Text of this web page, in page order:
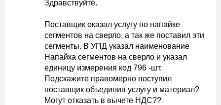
Здравствуйте.
Поставщик оказал услугу по напайке
сегментов на сверло, а так же поставил эти
сегменты. В УПД указал наименование
Напайка сегментов на сверло и указал
единицу измерения код 796 -шт.
Подскажите правомерно поступил
поставщик объединив услугу и материал?
Могут отказать в вычете НДС??